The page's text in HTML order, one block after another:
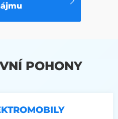
POHONY